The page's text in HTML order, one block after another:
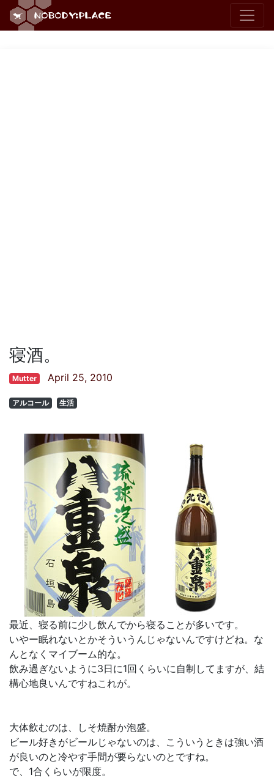
寝酒。
Mutter April 25, 2010
アルコール 生活
最近、寝る前に少し飲んでから寝ることが多いです。
いやー眠れないとかそういうんじゃないんですけどね。な
んとなくマイブーム的な。
飲み過ぎないように3日に1回くらいに自制してますが、結
構心地良いんですねこれが。
大体飲むのは、しそ焼酎か泡盛。
ビール好きがビールじゃないのは、こういうときは強い酒
が良いのと冷やす手間が要らないのとですね。
で、1合くらいが限度。